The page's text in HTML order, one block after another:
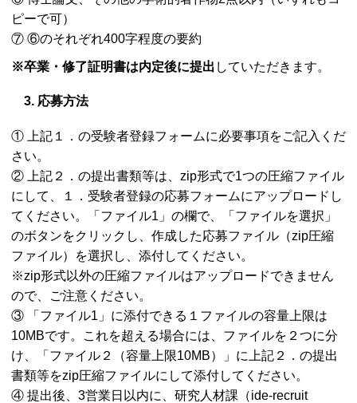
ピーで可）
⑦ ⑥のそれぞれ400字程度の要約
※卒業・修了証明書は内定後に提出 していただきます。
3. 応募方法
① 上記１．の受験者登録フォームに必要事項をご記入くだ
さい。
② 上記２．の提出書類等は、zip形式で1つの圧縮ファイル
にして、１．受験者登録の応募フォームにアップロードし
てください。「ファイル1」の欄で、「ファイルを選択」
のボタンをクリックし、作成した応募ファイル（zip圧縮
ファイル）を選択し、添付してください。
※zip形式以外の圧縮ファイルはアップロードできません
ので、ご注意ください。
③ 「ファイル1」に添付できる１ファイルの容量上限は
10MBです。これを超える場合には、ファイルを２つに分
け、「ファイル２（容量上限10MB）」に上記２．の提出
書類等をzip圧縮ファイルにして添付してください。
④ 提出後、3営業日以内に、研究人材課（ide-recruit